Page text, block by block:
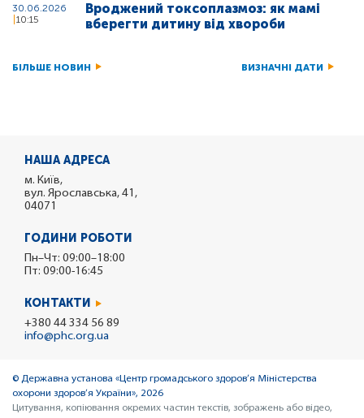
30.06.2026
10:15
Вроджений токсоплазмоз: як мамі
вберегти дитину від хвороби
БІЛЬШЕ НОВИН ВИЗНАЧНІ ДАТИ
НАША АДРЕСА
м. Київ,
вул. Ярославська, 41,
04071
ГОДИНИ РОБОТИ
Пн–Чт: 09:00–18:00
Пт: 09:00-16:45
КОНТАКТИ
+380 44 334 56 89
info@phc.org.ua
© Державна установа «Центр громадського здоров’я Міністерства
охорони здоров’я України», 2026
Цитування, копіювання окремих частин текстів, зображень або відео,